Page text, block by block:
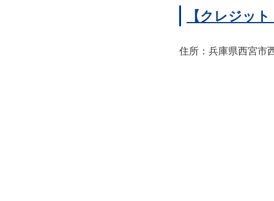
【クレジッ
住所：兵庫県西宮市